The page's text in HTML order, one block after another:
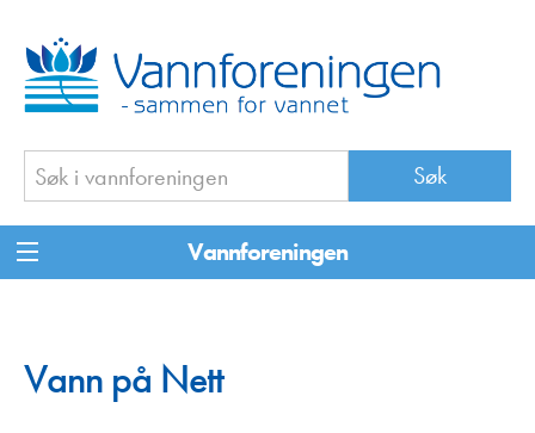
Vannforeningen
Vann på Nett